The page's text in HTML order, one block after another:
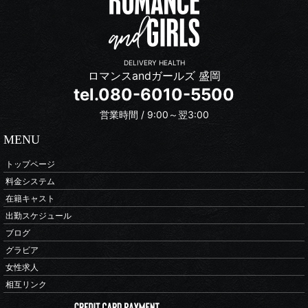
DELIVERY HEALTH
ロマンスandガールズ 盛岡
tel.080-6010-5500
営業時間 / 9:00～翌3:00
MENU
トップページ
料金システム
在籍キャスト
出勤スケジュール
ブログ
グラビア
女性求人
相互リンク